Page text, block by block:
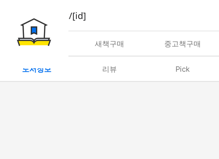
book/rent/[id]
대여 새책구매 중고책구매
도서정보 리뷰 Pick